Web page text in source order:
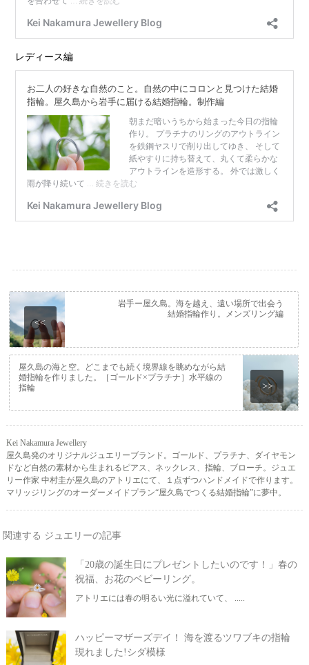
レディース編
<<
岩手ー屋久島。海を越え、遠い場所で出会う
結婚指輪作り。メンズリング編
>>
屋久島の海と空。どこまでも続く境界線を眺めながら結
婚指輪を作りました。［ゴールド×プラチナ］水平線の
指輪
Kei Nakamura Jewellery
屋久島発のオリジナルジュエリーブランド。ゴールド、プラチナ、ダイヤモン
ドなど自然の素材から生まれるピアス、ネックレス、指輪、ブローチ。ジュエ
リー作家 中村圭が屋久島のアトリエにて、１点ずつハンドメイドで作ります。
マリッジリングのオーダーメイドプラン“屋久島でつくる結婚指輪”に夢中。
関連する ジュエリーの記事
「20歳の誕生日にプレゼントしたいのです！」春の
祝福、お花のベビーリング。
アトリエには春の明るい光に溢れていて、 .....
ハッピーマザーズデイ！ 海を渡るツワブキの指輪
現れました!シダ模様